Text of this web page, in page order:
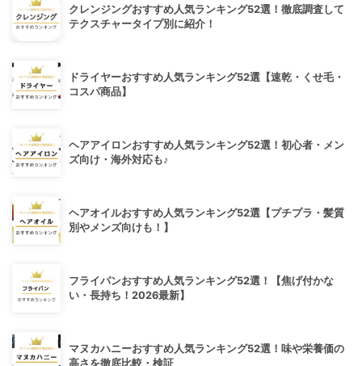
クレンジングおすすめ人気ランキング52選！徹底調査して
テクスチャータイプ別に紹介！
ドライヤーおすすめ人気ランキング52選【速乾・くせ毛・
コスパ商品】
ヘアアイロンおすすめ人気ランキング52選！初心者・メン
ズ向け・海外対応も♪
ヘアオイルおすすめ人気ランキング52選【プチプラ・髪質
別やメンズ向けも！】
フライパンおすすめ人気ランキング52選！【焦げ付かな
い・長持ち！2026最新】
マヌカハニーおすすめ人気ランキング52選！味や栄養価の
高さを徹底比較・検証